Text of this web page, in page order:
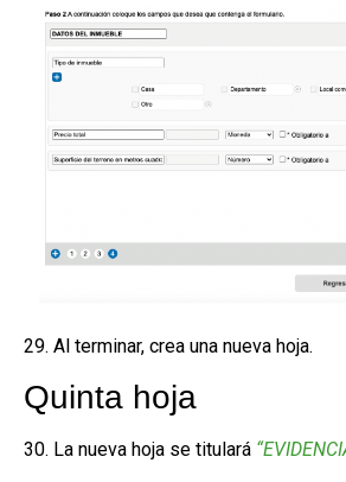
29. Al terminar, crea una nueva hoja.
Quinta hoja
30. La nueva hoja se titulará